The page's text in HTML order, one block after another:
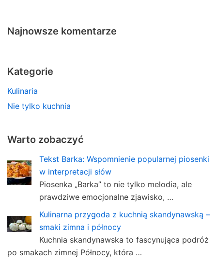
Najnowsze komentarze
Kategorie
Kulinaria
Nie tylko kuchnia
Warto zobaczyć
Tekst Barka: Wspomnienie popularnej piosenki
w interpretacji słów
Piosenka „Barka” to nie tylko melodia, ale
prawdziwe emocjonalne zjawisko, …
Kulinarna przygoda z kuchnią skandynawską –
smaki zimna i północy
Kuchnia skandynawska to fascynująca podróż
po smakach zimnej Północy, która …